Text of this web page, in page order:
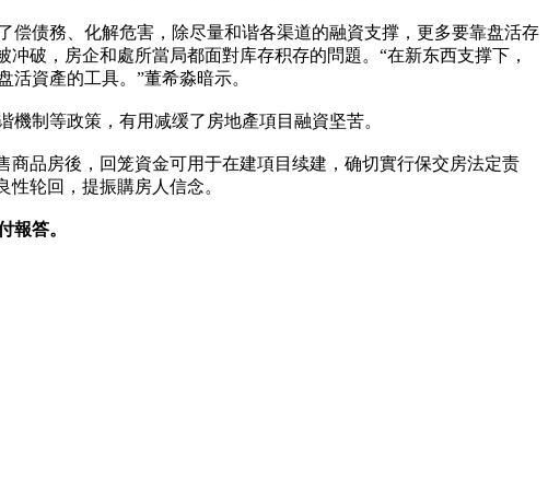
债務、化解危害，除尽量和谐各渠道的融資支撑，更多要靠盘活存
破，房企和處所當局都面對库存积存的問題。“在新东西支撑下，
資產的工具。”董希淼暗示。
制等政策，有用减缓了房地產項目融資坚苦。
品房後，回笼資金可用于在建項目续建，确切實行保交房法定责
轮回，提振購房人信念。
報答。